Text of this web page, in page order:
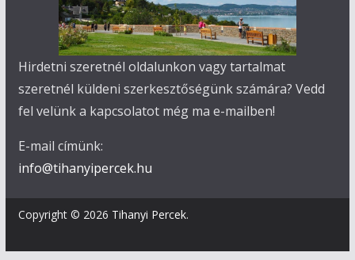
Hirdetni szeretnél oldalunkon vagy tartalmat
szeretnél küldeni szerkesztőségünk számára? Vedd
fel velünk a kapcsolatot még ma e-mailben!
E-mail címünk:
info@tihanyipercek.hu
Copyright © 2026 Tihanyi Percek.